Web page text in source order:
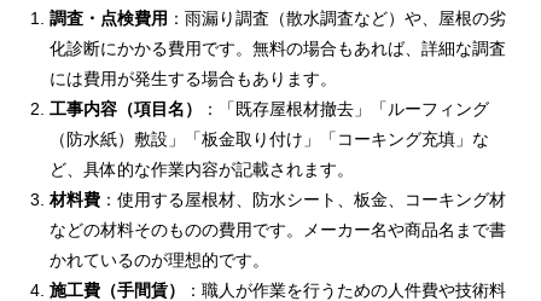
調査・点検費用 ：雨漏り調査（散水調査など）や、屋根の劣
化診断にかかる費用です。無料の場合もあれば、詳細な調査
には費用が発生する場合もあります。
工事内容（項目名）
：「既存屋根材撤去」「ルーフィング
（防水紙）敷設」「板金取り付け」「コーキング充填」な
ど、具体的な作業内容が記載されます。
材料費 ：使用する屋根材、防水シート、板金、コーキング材
などの材料そのものの費用です。メーカー名や商品名まで書
かれているのが理想的です。
施工費（手間賃）
：職人が作業を行うための人件費や技術料